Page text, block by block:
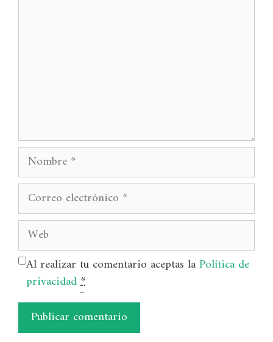
Nombre
Correo
electrónico
Web
Al realizar tu comentario aceptas laPolítica de
privacidad*